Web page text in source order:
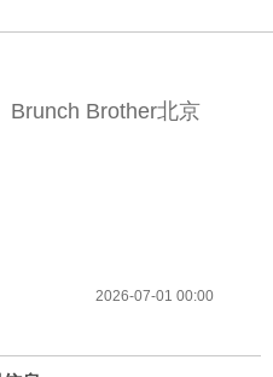
Brunch Brother北京
2026-07-01 00:00